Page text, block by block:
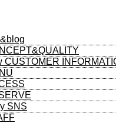
CUSTOMER
SNS